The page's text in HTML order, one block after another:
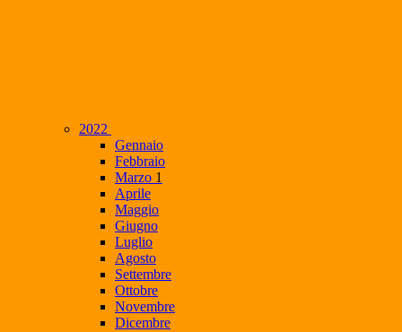
2022
Gennaio
Febbraio
Marzo 1
Aprile
Maggio
Giugno
Luglio
Agosto
Settembre
Ottobre
Novembre
Dicembre